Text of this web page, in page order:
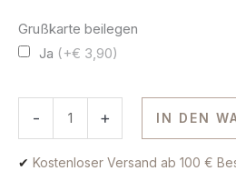
Grußkarte beilegen
Ja (+€ 3,90)
- + IN DEN
✔ Kostenloser Versand ab 100 €